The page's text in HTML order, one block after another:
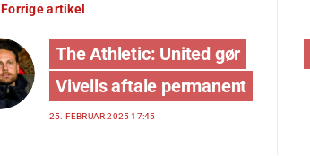
Forrige artikel
The Athletic: United gør
Vivells aftale permanent
25. FEBRUAR 2025 17:45